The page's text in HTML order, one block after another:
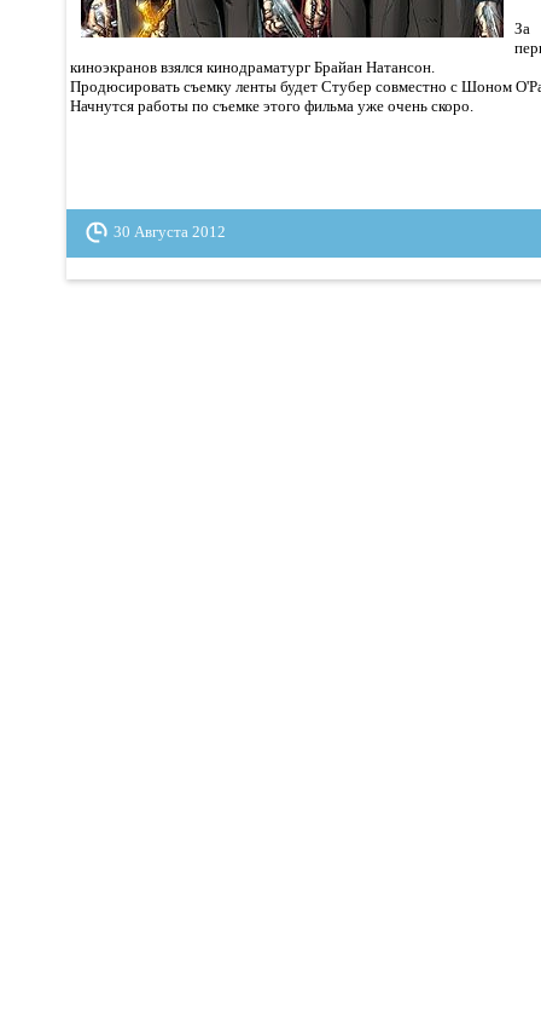
киноэкранов взялся кинодраматург Брайан Натансон.
Продюсировать съемку ленты будет Стубер совместно с Шоном
Начнутся работы по съемке этого фильма уже очень скоро.
30 Августа 2012